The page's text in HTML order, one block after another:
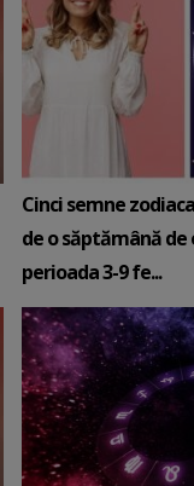
Cinci semne
de o săptămână de
perioada 3-9 fe...